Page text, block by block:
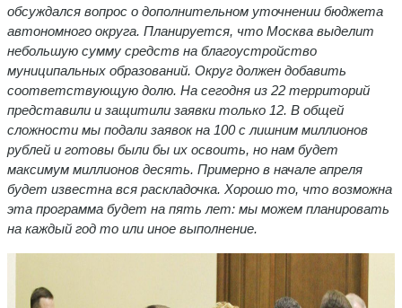
обсуждался вопрос о дополнительном уточнении бюджета
автономного округа. Планируется, что Москва выделит
небольшую сумму средств на благоустройство
муниципальных образований. Округ должен добавить
соответствующую долю. На сегодня из 22 территорий
представили и защитили заявки только 12. В общей
сложности мы подали заявок на 100 с лишним миллионов
рублей и готовы были бы их освоить, но нам будет
максимум миллионов десять. Примерно в начале апреля
будет известна вся раскладочка. Хорошо то, что возможна
эта программа будет на пять лет: мы можем планировать
на каждый год то или иное выполнение.